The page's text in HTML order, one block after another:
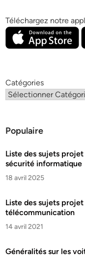
Téléchargez notre
Catégories
Populaire
Liste des sujets
sécurité informatique
18 avril 2025
Liste des sujets
télécommunication
14 avril 2021
Généralités sur les